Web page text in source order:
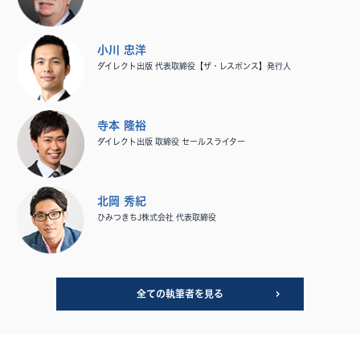
小川 忠洋
ダイレクト出版 代表取締役【ザ・レスポンス】発行人
寺本 隆裕
ダイレクト出版 取締役 セールスライター
北岡 秀紀
ひみつきちJ株式会社 代表取締役
全ての執筆者を見る